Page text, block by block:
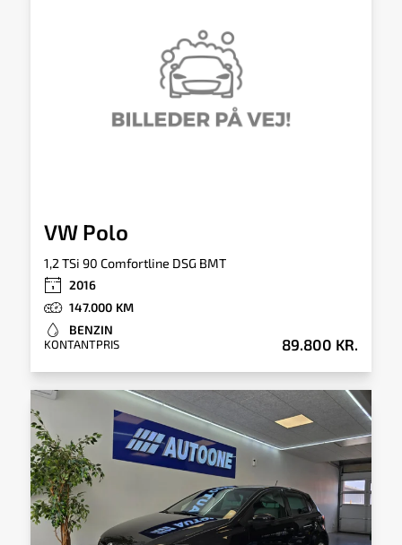
Sikkerhed og økonomi
18,9 km/l 122 gram/km
Rummelighed og mål
Karosseri
Halvkombi Aut.
Bredde
1,68m
Længde
3,97m
Totalvægt
1.580kg
Tankkapacitet
45l
Tilkoblingsvægt
med bremser
1.000kg
Tilkoblingsvægt
uden bremser
551kg
VW Polo
1,2 TSi 90 Comfortline DSG BMT
89.800 KR.
KONTANTPRIS
2016
147.000
BENZIN